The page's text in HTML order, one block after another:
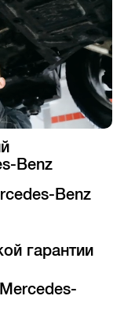
Benz
Benz
гарантии